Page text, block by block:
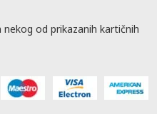
od prikazanih kartičnih